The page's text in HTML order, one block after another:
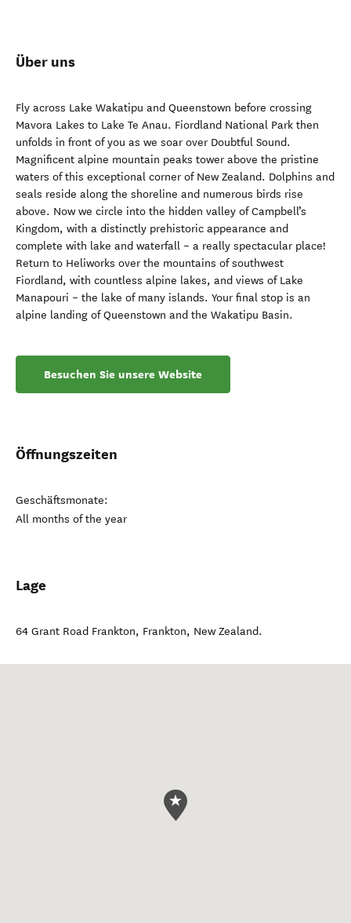
Über uns
Fly across Lake Wakatipu and Queenstown before crossing
Mavora Lakes to Lake Te Anau. Fiordland National Park then
unfolds in front of you as we soar over Doubtful Sound.
Magnificent alpine mountain peaks tower above the pristine
waters of this exceptional corner of New Zealand. Dolphins and
seals reside along the shoreline and numerous birds rise
above. Now we circle into the hidden valley of Campbell’s
Kingdom, with a distinctly prehistoric appearance and
complete with lake and waterfall – a really spectacular place!
Return to Heliworks over the mountains of southwest
Fiordland, with countless alpine lakes, and views of Lake
Manapouri – the lake of many islands. Your final stop is an
alpine landing of Queenstown and the Wakatipu Basin.
Besuchen Sie unsere Website
Öffnungszeiten
Geschäftsmonate:
All months of the year
Lage
64 Grant Road Frankton, Frankton, New Zealand.